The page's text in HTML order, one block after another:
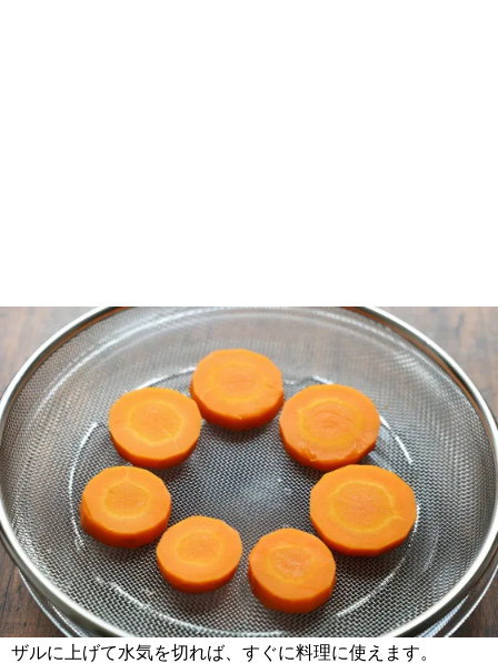
ザルに上げて水気を切れば、すぐに料理に使えます。